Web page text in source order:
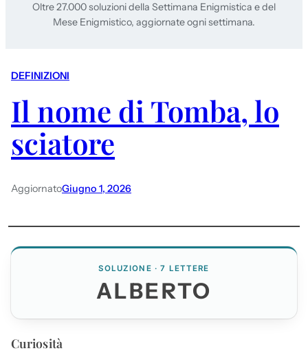
Oltre 27.000 soluzioni della Settimana Enigmistica e del
Mese Enigmistico, aggiornate ogni settimana.
DEFINIZIONI
Il nome di Tomba, lo
sciatore
AggiornatoGiugno 1, 2026
SOLUZIONE · 7 LETTERE
ALBERTO
Curiosità